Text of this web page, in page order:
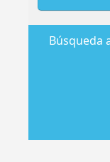
Búsqueda